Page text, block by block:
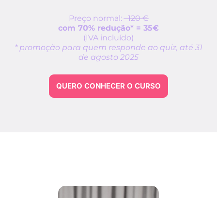
Preço normal:120 €
com 70% redução* = 35€
(IVA incluído)
* promoção para quem responde ao quiz, até 31
de agosto 2025
QUERO CONHECER O CURSO